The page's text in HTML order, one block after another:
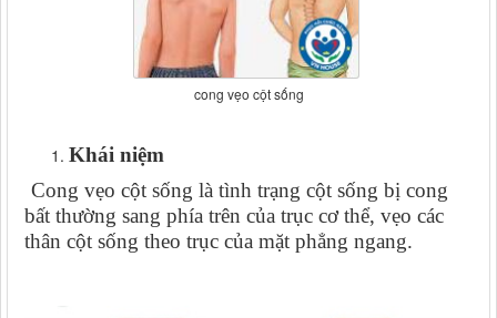
cong vẹo cột sống
Khái niệm
Cong vẹo cột sống là tình trạng cột sống bị cong
bất thường sang phía trên của trục cơ thể, vẹo các
thân cột sống theo trục của mặt phẳng ngang.